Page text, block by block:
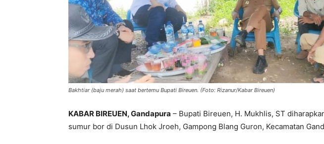
Bakhtiar (baju merah) saat bertemu Bupati Bireuen. (Foto: Rizanur/Kabar Bireuen)
KABAR BIREUEN, Gandapura – Bupati Bireuen, H. Mukhlis, ST
sumur bor di Dusun Lhok Jroeh, Gampong Blang Guron, Kecamatan